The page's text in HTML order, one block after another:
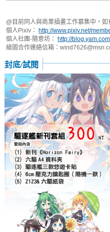
@目前同人與商業插畫工作慕集中，
個人Pixiv： http://www.pixiv.net/
個人社團-隨意坊： http://
繪圖合作連絡信箱：
封底/試閱